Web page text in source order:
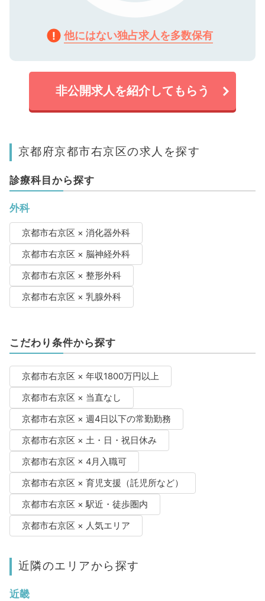
他にはない独占求人を多数保有
非公開求人を紹介してもらう
京都府京都市右京区の求人を探す
診療科目から探す
外科
京都市右京区 × 消化器外科
京都市右京区 × 脳神経外科
京都市右京区 × 整形外科
京都市右京区 × 乳腺外科
こだわり条件から探す
京都市右京区 × 年収1800万円以上
京都市右京区 × 当直なし
京都市右京区 × 週4日以下の常勤勤務
京都市右京区 × 土・日・祝日休み
京都市右京区 × 4月入職可
京都市右京区 × 育児支援（託児所など）
京都市右京区 × 駅近・徒歩圏内
京都市右京区 × 人気エリア
近隣のエリアから探す
近畿